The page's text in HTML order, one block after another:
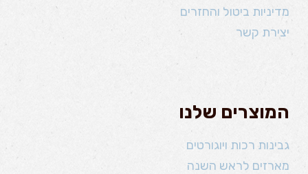
מדיניות ביטול והחזרים
יצירת קשר
המוצרים שלנו
גבינות רכות ויוגורטים
מארזים לראש השנה